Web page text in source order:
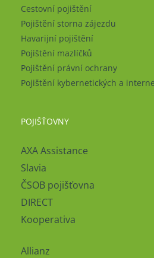
Cestovní pojištění
Pojištění storna zájezdu
Havarijní pojištění
Pojištění mazlíčků
Pojištění právní ochrany
Pojištění kybernetických a
POJIŠŤOVNY
AXA Assistance
Slavia
ČSOB pojišťovna
DIRECT
Kooperativa
Allianz